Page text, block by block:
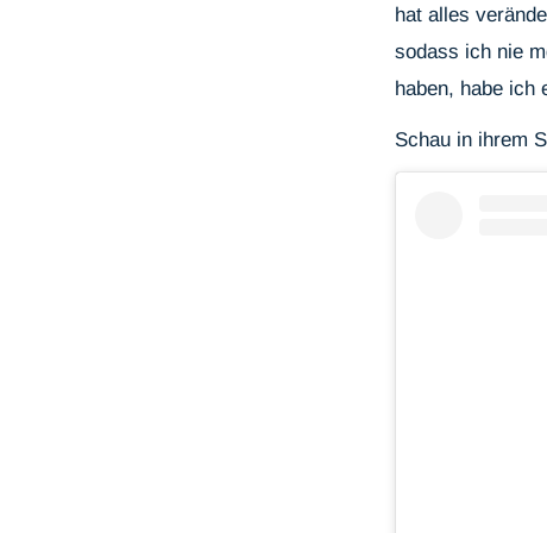
hat alles
sodass ich nie
haben, habe ich
Schau in ihrem